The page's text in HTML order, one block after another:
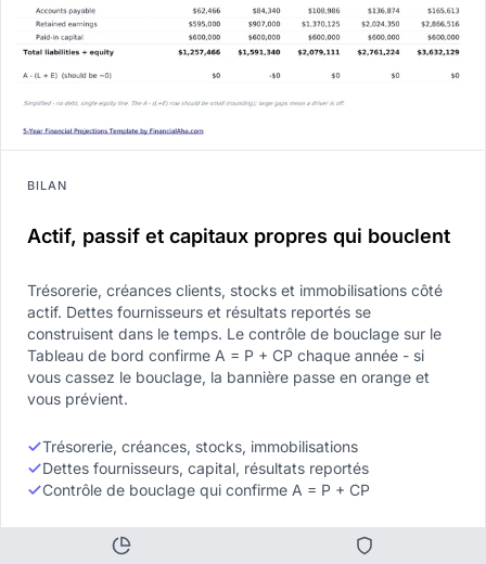
BILAN
Actif, passif et capitaux propres qui bouclent
Trésorerie, créances clients, stocks et immobilisations côté
actif. Dettes fournisseurs et résultats reportés se
construisent dans le temps. Le contrôle de bouclage sur le
Tableau de bord confirme A = P + CP chaque année - si
vous cassez le bouclage, la bannière passe en orange et
vous prévient.
Trésorerie, créances, stocks, immobilisations
Dettes fournisseurs, capital, résultats reportés
Contrôle de bouclage qui confirme A = P + CP